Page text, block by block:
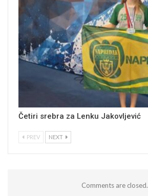
Četiri srebra za Lenku Jakovljević
PREV NEXT
Comments are closed.